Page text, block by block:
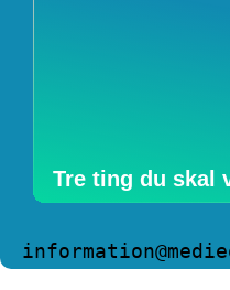
Tre ting du skal